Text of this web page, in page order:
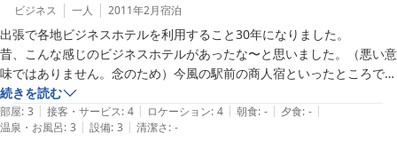
ビジネス 一人 2011年2月宿泊
出張で各地ビジネスホテルを利用すること30年になりました。
昔、こんな感じのビジネスホテルがあったな〜と思いました。（悪い意
味ではありません。念のため）今風の駅前の商人宿といったところで
す。
家族的なのでそれなりに好きな部類です。
髭剃りは持参したほうが良いです。
続きを読む
部屋: 3 | 接客・サービス: 4 | ロケーション: 4 | 朝食: - | 夕食: - |
温泉・お風呂: 3 | 設備: 3 | 清潔さ: -